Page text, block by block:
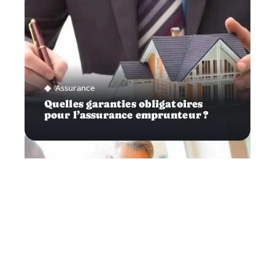
Assurance
Quelles garanties obligatoires
pour l’assurance emprunteur ?